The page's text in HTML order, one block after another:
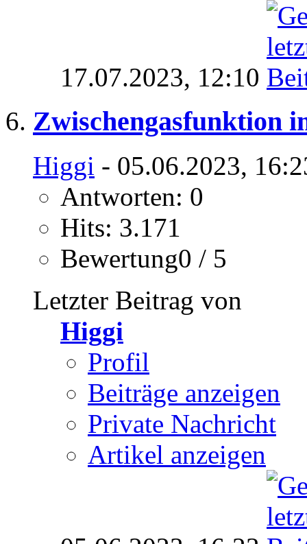
17.07.2023, 12:10
Zwischengasfunktion
Higgi - 05.06.2023,
Antworten: 0
Hits: 3.171
Bewertung0 / 5
Letzter Beitrag von
Higgi
Profil
Beiträge anzeigen
Private Nachricht
Artikel anzeigen